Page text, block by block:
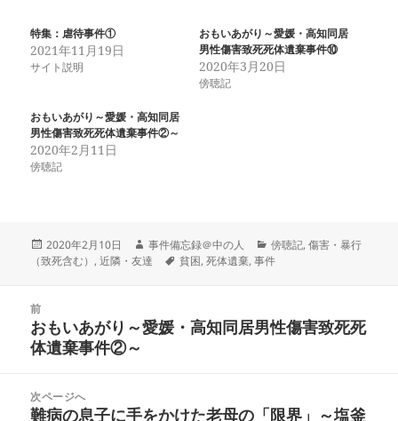
特集：虐待事件①
2021年11月19日
サイト説明
おもいあがり～愛媛・高知同居
男性傷害致死死体遺棄事件⑩
2020年3月20日
傍聴記
おもいあがり～愛媛・高知同居
男性傷害致死死体遺棄事件②～
2020年2月11日
傍聴記
投
稿
2020年2月10日
作
成
事件備忘録＠中の人
カ
テ
傍聴記,傷害・暴行
（致死含む）,近隣・友達
タ
貧困,死体遺棄,事件
前
前
の
稿:
おもいあがり～愛媛・高知同居男性傷害致死死
体遺棄事件②～
次ページへ
次
難病の息子に手をかけた老母の「限界」～塩釜